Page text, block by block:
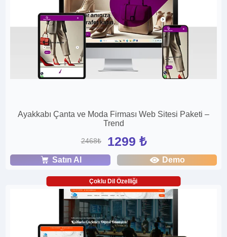
Ayakkabı Çanta ve Moda Firması Web Sitesi Paketi –
Trend
2468₺ 1299 ₺
Satın Al Demo
Çoklu Dil Özelliği